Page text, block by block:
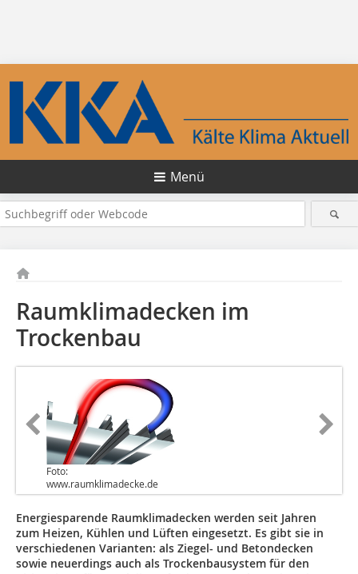
Menü
Raumklimadecken im
Trockenbau
Foto:
www.raumklimadecke.de
Energiesparende Raumklimadecken werden seit Jahren
zum Heizen, Kühlen und Lüften eingesetzt. Es gibt sie in
verschiedenen Varianten: als Ziegel- und Betondecken
sowie neuerdings auch als Trockenbausystem für den